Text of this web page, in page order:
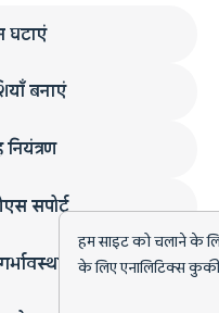
हम साइट को चलाने के
के लिए एनालिटिक्स
घटाएं
बनाएं
सपोर्ट